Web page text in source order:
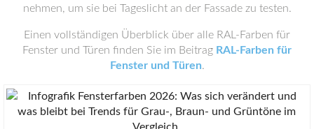
nehmen, um sie bei Tageslicht an der Fassade zu testen.
Einen vollständigen Überblick über alle RAL-Farben für
Fenster und Türen finden Sie im Beitrag RAL-Farben für
Fenster und Türen.